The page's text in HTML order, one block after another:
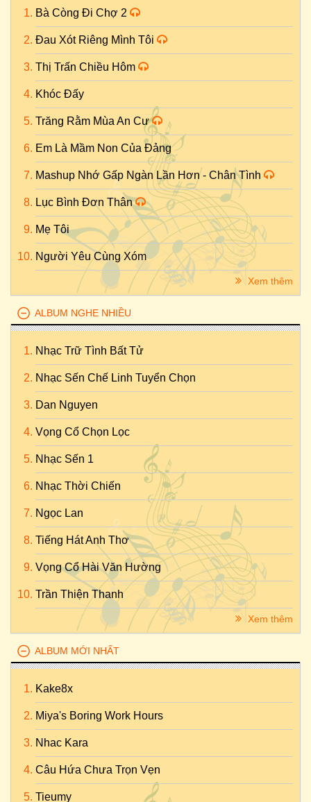
Bà Còng Đi Chợ 2
Đau Xót Riêng Mình Tôi
Thị Trấn Chiều Hôm
Khóc Đấy
Trăng Rằm Mùa An Cư
Em Là Mầm Non Của Đảng
Mashup Nhớ Gấp Ngàn Lần Hơn - Chân Tình
Lục Bình Đơn Thân
Mẹ Tôi
Người Yêu Cùng Xóm
Xem thêm
ALBUM NGHE NHIỀU
Nhạc Trữ Tình Bất Tử
Nhạc Sến Chế Linh Tuyển Chọn
Dan Nguyen
Vọng Cổ Chọn Lọc
Nhạc Sến 1
Nhạc Thời Chiến
Ngọc Lan
Tiếng Hát Anh Thơ
Vọng Cổ Hài Văn Hường
Trần Thiện Thanh
Xem thêm
ALBUM MỚI NHẤT
Kake8x
Miya's Boring Work Hours
Nhac Kara
Câu Hứa Chưa Trọn Vẹn
Tieumy